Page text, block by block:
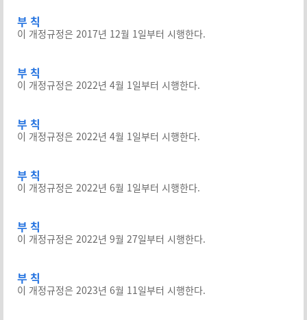
부 칙
이 개정규정은 2017년 12월 1일부터 시행한다.
부 칙
이 개정규정은 2022년 4월 1일부터 시행한다.
부 칙
이 개정규정은 2022년 4월 1일부터 시행한다.
부 칙
이 개정규정은 2022년 6월 1일부터 시행한다.
부 칙
이 개정규정은 2022년 9월 27일부터 시행한다.
부 칙
이 개정규정은 2023년 6월 11일부터 시행한다.